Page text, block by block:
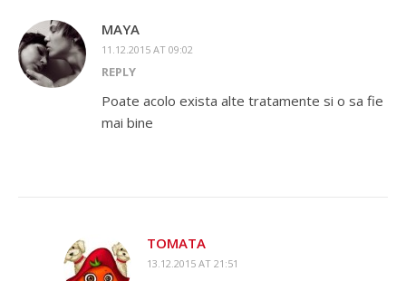
MAYA
11.12.2015 AT 09:02
REPLY
Poate acolo exista alte tratamente si o sa fie
mai bine
TOMATA
13.12.2015 AT 21:51